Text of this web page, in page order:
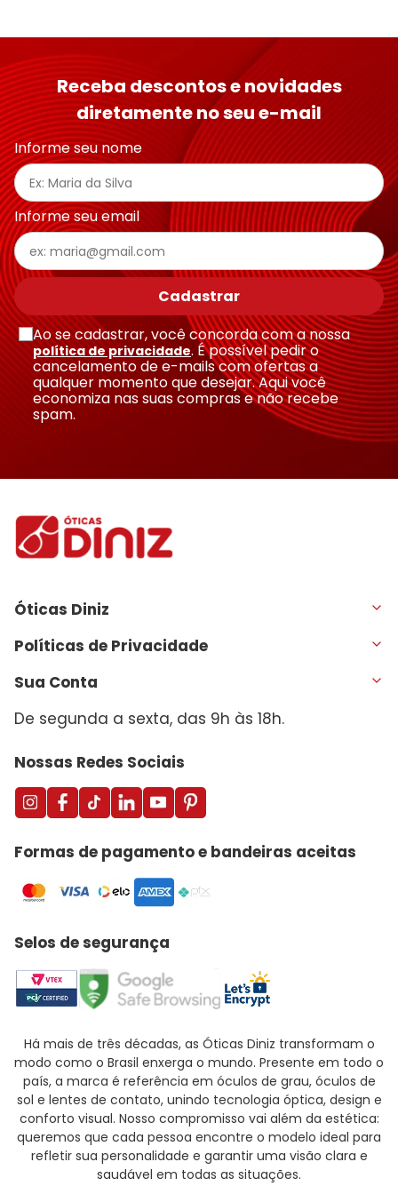
Receba descontos e novidades
diretamente no seu e-mail
Informe seu nome
Informe seu email
Cadastrar
Ao se cadastrar, você concorda com a nossa
política de privacidade. É possível pedir o
cancelamento de e-mails com ofertas a
qualquer momento que desejar. Aqui você
economiza nas suas compras e não recebe
spam.
Óticas Diniz
Políticas de Privacidade
Sua Conta
De segunda a sexta, das 9h às 18h.
Nossas Redes Sociais
Formas de pagamento e bandeiras aceitas
Selos de segurança
Há mais de três décadas, as Óticas Diniz transformam o
modo como o Brasil enxerga o mundo. Presente em todo o
país, a marca é referência em óculos de grau, óculos de
sol e lentes de contato, unindo tecnologia óptica, design e
conforto visual. Nosso compromisso vai além da estética:
queremos que cada pessoa encontre o modelo ideal para
refletir sua personalidade e garantir uma visão clara e
saudável em todas as situações.